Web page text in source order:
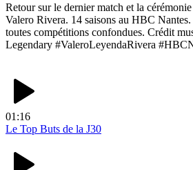
Retour sur le dernier match et la
Valero Rivera. 14 saisons au HBC
toutes compétitions confondues. Crédit
Legendary #ValeroLeyendaRivera
01:16
Le Top Buts de la J30